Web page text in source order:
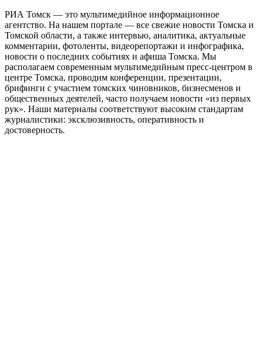
РИА Томск — это мультимедийное информационное
агентство. На нашем портале — все свежие новости Томска и
Томской области, а также интервью, аналитика, актуальные
комментарии, фотоленты, видеорепортажи и инфографика,
новости о последних событиях и афиша Томска. Мы
располагаем современным мультимедийным пресс-центром в
центре Томска, проводим конференции, презентации,
брифинги с участием томских чиновников, бизнесменов и
общественных деятелей, часто получаем новости «из первых
рук». Наши материалы соответствуют высоким стандартам
журналистики: эксклюзивность, оперативность и
достоверность.